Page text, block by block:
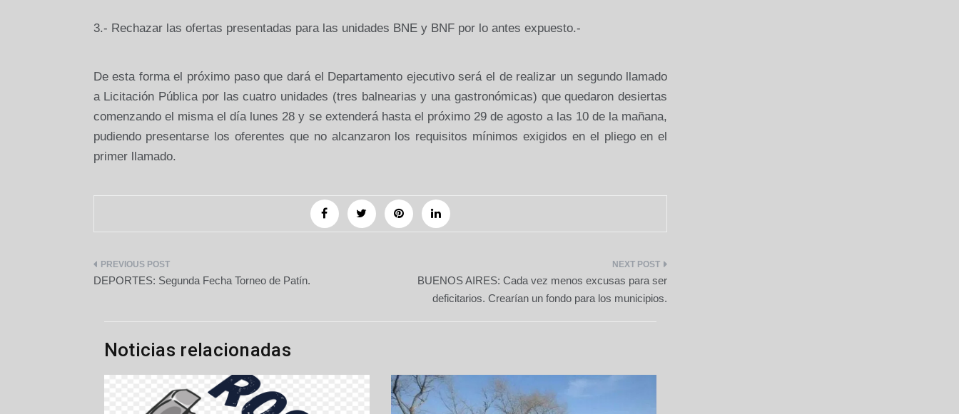
3.- Rechazar las ofertas presentadas para las unidades BNE y BNF por lo antes expuesto.-
De esta forma el próximo paso que dará el Departamento ejecutivo será el de realizar un segundo
llamado
a Licitación Pública por las cuatro unidades (tres balnearias y una gastronómicas) que quedaron desiertas
comenzando el misma el día lunes 28 y se extenderá hasta el próximo 29 de agosto a las 10 de la mañana,
pudiendo presentarse los oferentes que no alcanzaron los requisitos mínimos exigidos en el pliego en el
primer llamado.
Navegación
entradas
DEPORTES: Segunda Fecha Torneo de Patín.
BUENOS AIRES: Cada vez menos excusas para ser
deficitarios. Crearían un fondo para los municipios.
Noticias relacionadas